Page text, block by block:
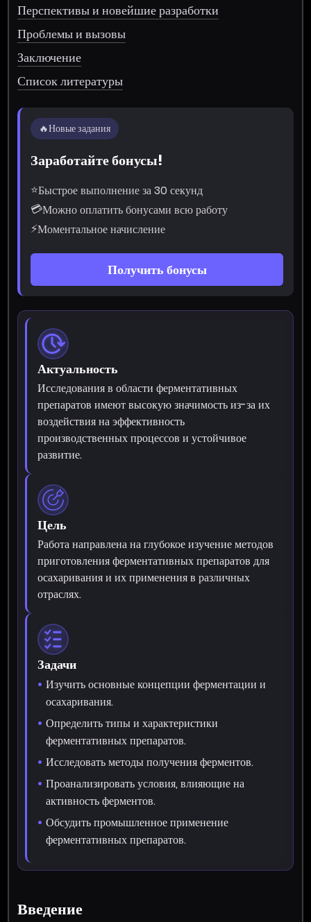
Перспективы и новейшие разработки
Проблемы и вызовы
Заключение
Список литературы
🔥Новые задания
Заработайте бонусы!
⭐Быстрое выполнение за 30 секунд
💳Можно оплатить бонусами всю работу
⚡Моментальное начисление
Получить бонусы
Актуальность
Исследования в области ферментативных
препаратов имеют высокую значимость из-за их
воздействия на эффективность
производственных процессов и устойчивое
развитие.
Цель
Работа направлена на глубокое изучение методов
приготовления ферментативных препаратов для
осахаривания и их применения в различных
отраслях.
Задачи
Изучить основные концепции ферментации и
осахаривания.
Определить типы и характеристики
ферментативных препаратов.
Исследовать методы получения ферментов.
Проанализировать условия, влияющие на
активность ферментов.
Обсудить промышленное применение
ферментативных препаратов.
Введение